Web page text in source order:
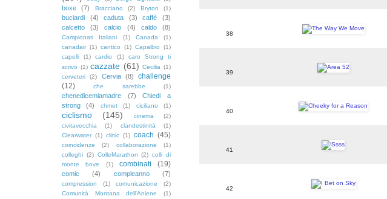
38
39
40
41
42
boxe (7) Bracciano (2) Bryton (1)
buciardi (4) caduta (3) caffè
(3)
calcetto
(3) calcio (4) caldo (8)
Campionati Italiani (1) Canada
(1)
canadair (1) cantico (1) Capalbio
(1)
capelli
(1) cardio (1)
caro Strong ti
scrivo (1) cazzate (61) Cecilia (1)
cerveteri
(2) Cervia (8)
challenge
(12)
che sarebbe (1)
chenedicemiamadre (7)
Chiedi a
strong
(4) chmet (1) ciciliano (1)
ciclismo (145) cinema
(2)
civitavecchia
(1) clandestinità
(1)
Clearwater (1) clinic (1) coach (45)
coincidenze (2) collaborazione
(1)
colleghi (2) ColleMarathon (2) colli di
monte bove
(1) combinati (19)
comic (4) compleanno (7)
compression (1) comunicazione
(2)
Comunità Montana dell'Aniene
(1)